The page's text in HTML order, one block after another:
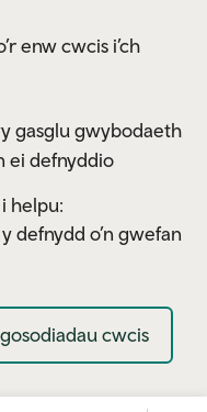
enw cwcis i’ch
gasglu gwybodaeth
ei defnyddio
helpu:
defnydd o’n gwefan
cwcis